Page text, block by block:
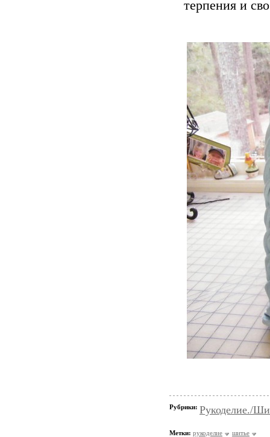
терпения и
Рубрики: Рукоделие./
Метки: рукоделие шитье